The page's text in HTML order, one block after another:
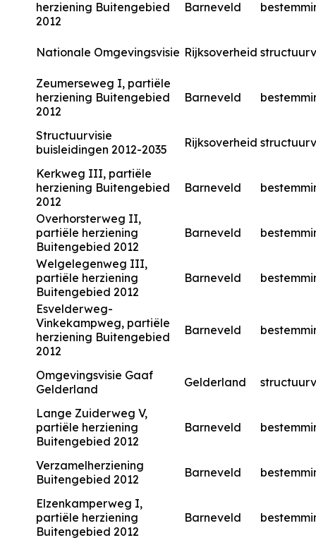
herziening Buitengebied
2012
Barneveld
Nationale Omgevingsvisie Rijksoverheid
Zeumerseweg I, partiële
herziening Buitengebied
2012
Barneveld
Structuurvisie
buisleidingen 2012-2035
Rijksoverheid
Kerkweg III, partiële
herziening Buitengebied
2012
Barneveld
Overhorsterweg II,
partiële herziening
Buitengebied 2012
Barneveld
Welgelegenweg III,
partiële herziening
Buitengebied 2012
Barneveld
Esvelderweg-
Vinkekampweg, partiële
herziening Buitengebied
2012
Barneveld
Omgevingsvisie Gaaf
Gelderland
Gelderland
Lange Zuiderweg V,
partiële herziening
Buitengebied 2012
Barneveld
Verzamelherziening
Buitengebied 2012
Barneveld
Elzenkamperweg I,
partiële herziening
Buitengebied 2012
Barneveld